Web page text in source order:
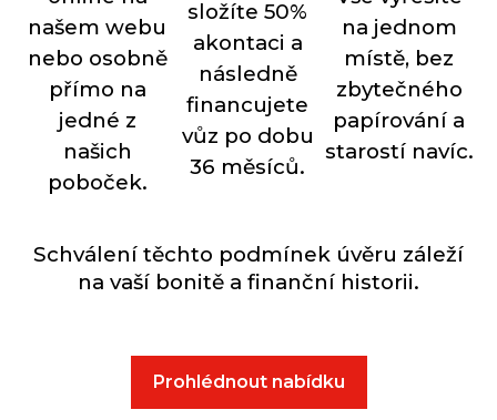
našem webu
nebo osobně
přímo na
jedné z
našich
poboček.
složíte 50%
akontaci a
následně
financujete
vůz po dobu
36 měsíců.
na jednom
místě, bez
zbytečného
papírování a
starostí navíc.
Schválení těchto podmínek úvěru záleží
na vaší bonitě a finanční historii.
Prohlédnout nabídku